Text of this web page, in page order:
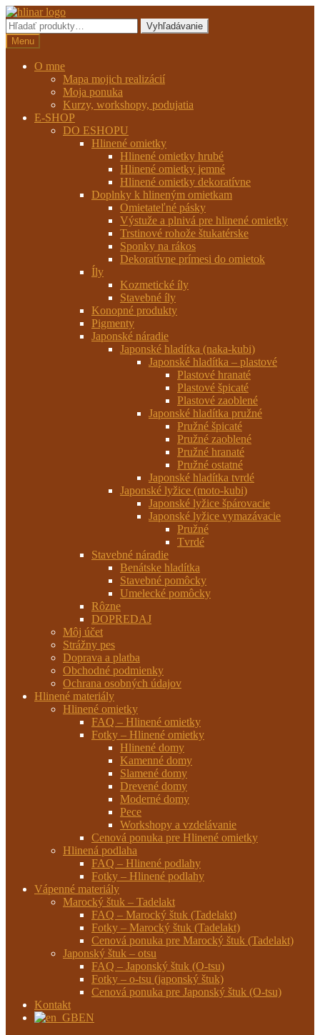
Preskočiť
na
navigáciu
Preskočiť
na
obsah
Hľadať:
Vyhľadávanie
Menu
O mne
Mapa mojich realizácií
Moja ponuka
Kurzy, workshopy, podujatia
E-SHOP
DO ESHOPU
Hlinené omietky
Hlinené omietky hrubé
Hlinené omietky jemné
Hlinené omietky dekoratívne
Doplnky k hlineným omietkam
Omietateľné pásky
Výstuže a plnivá pre hlinené omietky
Trstinové rohože štukatérske
Sponky na rákos
Dekoratívne prímesi do omietok
Íly
Kozmetické íly
Stavebné íly
Konopné produkty
Pigmenty
Japonské náradie
Japonské hladítka (naka-kubi)
Japonské hladítka – plastové
Plastové hranaté
Plastové špicaté
Plastové zaoblené
Japonské hladítka pružné
Pružné špicaté
Pružné zaoblené
Pružné hranaté
Pružné ostatné
Japonské hladítka tvrdé
Japonské lyžice (moto-kubi)
Japonské lyžice špárovacie
Japonské lyžice vymazávacie
Pružné
Tvrdé
Stavebné náradie
Benátske hladítka
Stavebné pomôcky
Umelecké pomôcky
Rôzne
DOPREDAJ
Môj účet
Strážny pes
Doprava a platba
Obchodné podmienky
Ochrana osobných údajov
Hlinené materiály
Hlinené omietky
FAQ – Hlinené omietky
Fotky – Hlinené omietky
Hlinené domy
Kamenné domy
Slamené domy
Drevené domy
Moderné domy
Pece
Workshopy a vzdelávanie
Cenová ponuka pre Hlinené omietky
Hlinená podlaha
FAQ – Hlinené podlahy
Fotky – Hlinené podlahy
Vápenné materiály
Marocký štuk – Tadelakt
FAQ – Marocký štuk (Tadelakt)
Fotky – Marocký štuk (Tadelakt)
Cenová ponuka pre Marocký štuk (Tadelakt)
Japonský štuk – otsu
FAQ – Japonský štuk (O-tsu)
Fotky – o-tsu (japonský štuk)
Cenová ponuka pre Japonský štuk (O-tsu)
Kontakt
EN